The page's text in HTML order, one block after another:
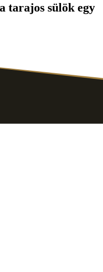
tarajos sülök egy